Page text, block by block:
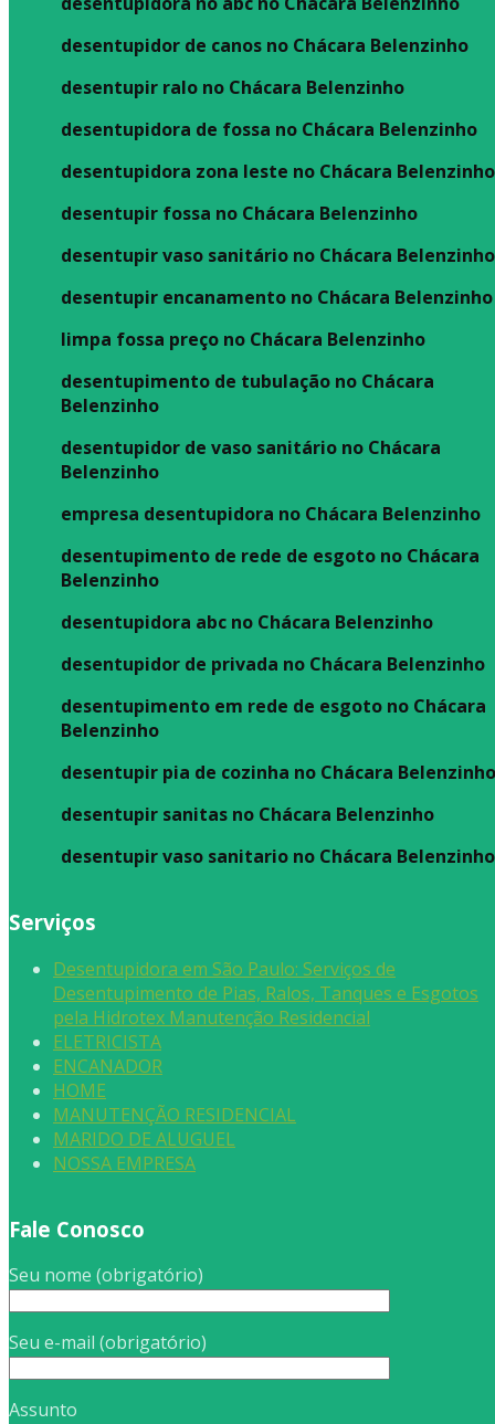
desentupidor de canos no Chácara Belenzinho
desentupir ralo no Chácara Belenzinho
desentupidora de fossa no Chácara Belenzinho
desentupidora zona leste no Chácara Belenzinho
desentupir fossa no Chácara Belenzinho
desentupir vaso sanitário no Chácara Belenzinho
desentupir encanamento no Chácara Belenzinho
limpa fossa preço no Chácara Belenzinho
desentupimento de tubulação no Chácara
Belenzinho
desentupidor de vaso sanitário no Chácara
Belenzinho
empresa desentupidora no Chácara Belenzinho
desentupimento de rede de esgoto no Chácara
Belenzinho
desentupidora abc no Chácara Belenzinho
desentupidor de privada no Chácara Belenzinho
desentupimento em rede de esgoto no Chácara
Belenzinho
desentupir pia de cozinha no Chácara
desentupir sanitas no Chácara Belenzinho
desentupir vaso sanitario no Chácara Belenzinho
Serviços
Desentupidora em São Paulo: Serviços de
Desentupimento de Pias, Ralos, Tanques e Esgotos
pela Hidrotex Manutenção Residencial
ELETRICISTA
ENCANADOR
HOME
MANUTENÇÃO RESIDENCIAL
MARIDO DE ALUGUEL
NOSSA EMPRESA
Fale Conosco
Seu nome (obrigatório)
Seu e-mail (obrigatório)
Assunto